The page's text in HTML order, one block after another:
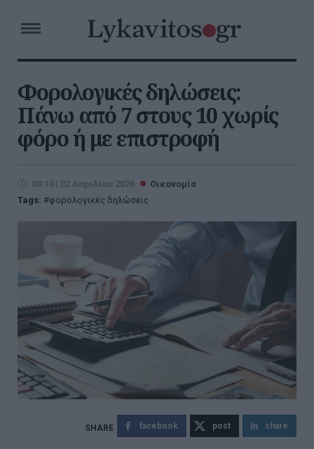
Φορολογικές δηλώσεις:
Πάνω από 7 στους 10 χωρίς
φόρο ή με επιστροφή
08:10 | 02 Απριλίου 2026
Οικονομία
Tags:
φορολογικές δηλώσεις
facebook post share